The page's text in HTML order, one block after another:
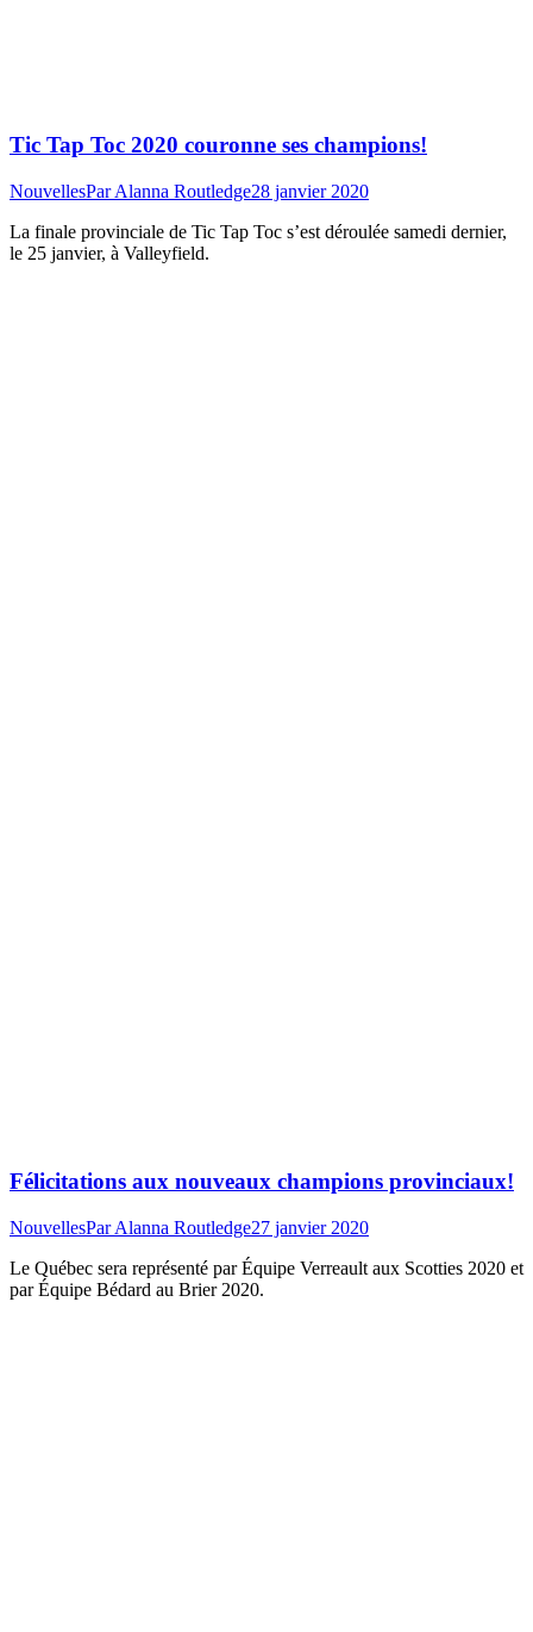
Tic Tap Toc 2020 couronne ses champions!
NouvellesParAlanna Routledge28 janvier 2020
La finale provinciale de Tic Tap Toc s’est déroulée samedi dernier,
le 25 janvier, à Valleyfield.
Félicitations aux nouveaux champions provinciaux!
NouvellesParAlanna Routledge27 janvier 2020
Le Québec sera représenté par Équipe Verreault aux Scotties 2020 et
par Équipe Bédard au Brier 2020.